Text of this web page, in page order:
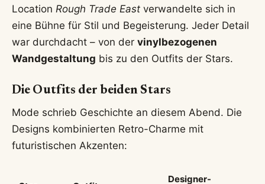
Location Rough Trade East verwandelte sich in
eine Bühne für Stil und Begeisterung. Jeder Detail
war durchdacht – von der vinylbezogenen
Wandgestaltung bis zu den Outfits der Stars.
Die Outfits der beiden Stars
Mode schrieb Geschichte an diesem Abend. Die
Designs kombinierten Retro-Charme mit
futuristischen Akzenten:
Designer-